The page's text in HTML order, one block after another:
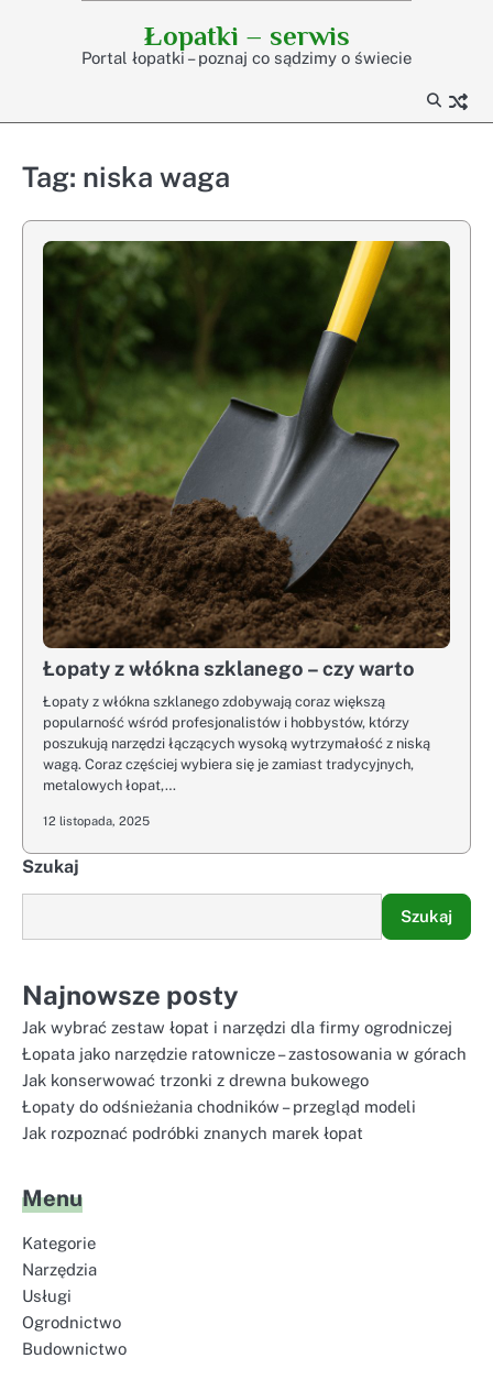
Łopatki – serwis
Portal łopatki – poznaj co sądzimy o świecie
Tag: niska waga
Łopaty z włókna szklanego – czy warto
Łopaty z włókna szklanego zdobywają coraz większą
popularność wśród profesjonalistów i hobbystów, którzy
poszukują narzędzi łączących wysoką wytrzymałość z niską
wagą. Coraz częściej wybiera się je zamiast tradycyjnych,
metalowych łopat,…
12 listopada, 2025
Szukaj
Szukaj
Najnowsze posty
Jak wybrać zestaw łopat i narzędzi dla firmy ogrodniczej
Łopata jako narzędzie ratownicze – zastosowania w górach
Jak konserwować trzonki z drewna bukowego
Łopaty do odśnieżania chodników – przegląd modeli
Jak rozpoznać podróbki znanych marek łopat
Menu
Kategorie
Narzędzia
Usługi
Ogrodnictwo
Budownictwo